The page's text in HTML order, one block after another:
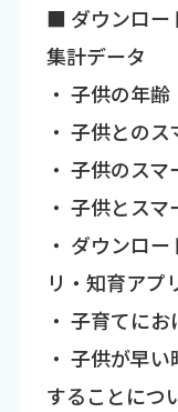
■ ダウンロー
集計データ
・ 子供の年齢
・ 子供との
・ 子供のス
・ 子供とス
・ ダウンロ
リ・知育アプ
・ 子育てに
・ 子供が早
することにつ